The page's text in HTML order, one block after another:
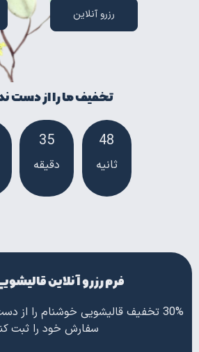
رزرو آنلاین
تخفیف ما را از دست
35
دقیقه
47
ثانیه
فرم رزرو آنلاین
30% تخفیف قالیشویی خوشنام را از
سفارش خود را ثبت